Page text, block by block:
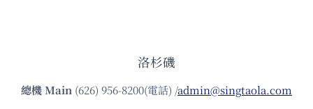
洛杉磯
總機Main (626) 956-8200(電話) /admin@singtaola.com